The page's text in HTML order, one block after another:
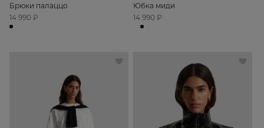
Брюки палаццо
14 990 ₽
Юбка миди
14 990 ₽